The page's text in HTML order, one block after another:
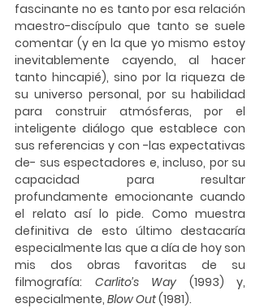
fascinante no es tanto por esa relación
maestro-discípulo que tanto se suele
comentar (y en la que yo mismo estoy
inevitablemente cayendo, al hacer
tanto hincapié), sino por la riqueza de
su universo personal, por su habilidad
para construir atmósferas, por el
inteligente diálogo que establece con
sus referencias y con -las expectativas
de- sus espectadores e, incluso, por su
capacidad para resultar
profundamente emocionante cuando
el relato así lo pide. Como muestra
definitiva de esto último destacaría
especialmente las que a día de hoy son
mis dos obras favoritas de su
filmografía: Carlito’s Way (1993) y,
especialmente, Blow Out (1981).